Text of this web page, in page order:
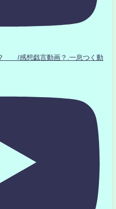
/感想戯言動画？.一息つく動